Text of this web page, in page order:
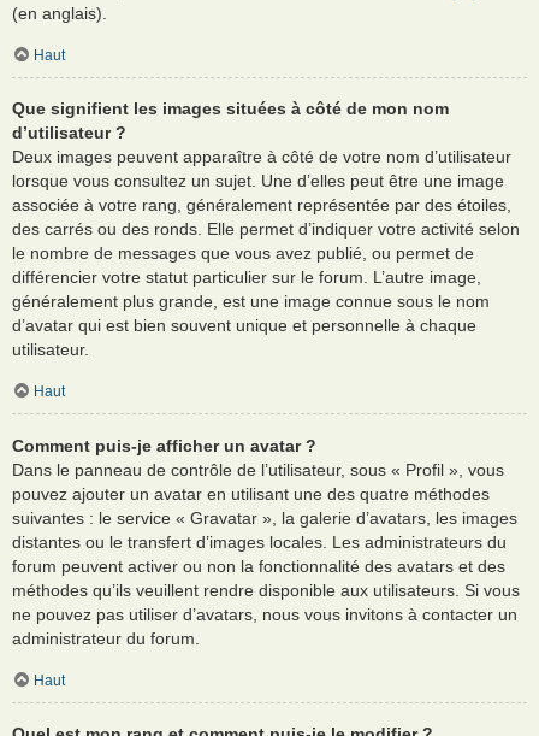
(en anglais).
Haut
Que signifient les images situées à côté de mon nom
d’utilisateur ?
Deux images peuvent apparaître à côté de votre nom d’utilisateur
lorsque vous consultez un sujet. Une d’elles peut être une image
associée à votre rang, généralement représentée par des étoiles,
des carrés ou des ronds. Elle permet d’indiquer votre activité selon
le nombre de messages que vous avez publié, ou permet de
différencier votre statut particulier sur le forum. L’autre image,
généralement plus grande, est une image connue sous le nom
d’avatar qui est bien souvent unique et personnelle à chaque
utilisateur.
Haut
Comment puis-je afficher un avatar ?
Dans le panneau de contrôle de l’utilisateur, sous « Profil », vous
pouvez ajouter un avatar en utilisant une des quatre méthodes
suivantes : le service « Gravatar », la galerie d’avatars, les images
distantes ou le transfert d’images locales. Les administrateurs du
forum peuvent activer ou non la fonctionnalité des avatars et des
méthodes qu’ils veuillent rendre disponible aux utilisateurs. Si vous
ne pouvez pas utiliser d’avatars, nous vous invitons à contacter un
administrateur du forum.
Haut